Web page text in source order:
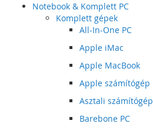
Notebook & Komplett PC
Komplett gépek
All-In-One PC
Apple iMac
Apple MacBook
Apple számítógép
Asztali számítógép
Barebone PC